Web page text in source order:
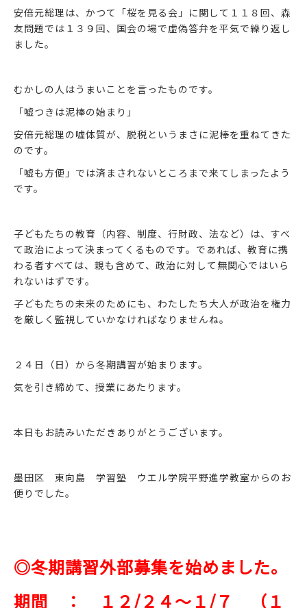
安倍元総理は、かつて「桜を見る会」に関して１１８回、森
友問題では１３９回、国会の場で虚偽答弁を平気で繰り返し
ました。
むかしの人はうまいことを言ったものです。
「嘘つきは泥棒の始まり」
安倍元総理の嘘体質が、脱税というまさに泥棒を重ねてきた
のです。
「嘘も方便」では済まされないところまで来てしまったよう
です。
子どもたちの教育（内容、制度、行財政、法など）は、すべ
て政治によって決まってくるものです。であれば、教育に携
わる者すべては、親も含めて、政治に対して無関心ではいら
れないはずです。
子どもたちの未来のためにも、わたしたち大人が政治を権力
を厳しく監視していかなければなりませんね。
２４日（日）から冬期講習が始まります。
気を引き締めて、授業にあたります。
本日もお読みいただきありがとうございます。
墨田区 東向島 学習塾 ウエル学院平野進学教室からのお
便りでした。
◎冬期講習外部募集を始めました。
期間 ： １２/２４～１/７ （１